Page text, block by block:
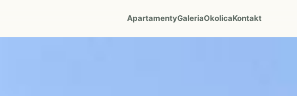
ApartamentyGaleriaOkolicaKontakt